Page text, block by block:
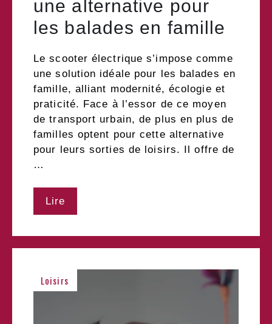
une alternative pour
les balades en famille
Le scooter électrique s’impose comme
une solution idéale pour les balades en
famille, alliant modernité, écologie et
praticité. Face à l’essor de ce moyen
de transport urbain, de plus en plus de
familles optent pour cette alternative
pour leurs sorties de loisirs. Il offre de
…
Lire
Loisirs